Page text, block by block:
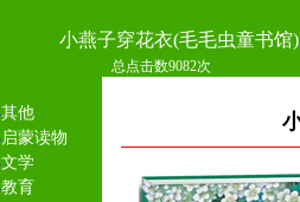
小燕子穿花衣(毛毛虫童书馆)
总点击数9082次
其他
启蒙读物
文学
教育